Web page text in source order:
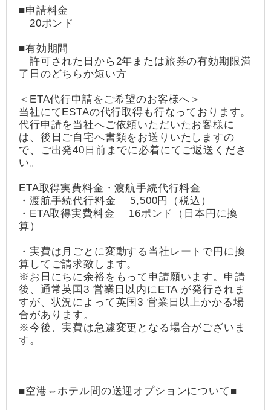
■申請料金
20ポンド
■有効期間
許可された日から2年または旅券の有効期限満
了日のどちらか短い方
＜ETA代行申請をご希望のお客様へ＞
当社にてESTAの代行取得も行なっております。
代行申請を当社へご依頼いただいたお客様に
は、後日ご自宅へ書類をお送りいたしますの
で、ご出発40日前までに必着にてご返送くださ
い。
ETA取得実費料金・渡航手続代行料金
・渡航手続代行料金 5,500円（税込）
・ETA取得実費料金 16ポンド（日本円に換
算）
・実費は月ごとに変動する当社レートで円に換
算してご請求致します。
※お日にちに余裕をもって申請願います。申請
後、通常英国3 営業日以内にETA が発行されま
すが、状況によって英国3 営業日以上かかる場
合があります。
※今後、実費は急遽変更となる場合がございま
す。
■空港⇔ホテル間の送迎オプションについて■